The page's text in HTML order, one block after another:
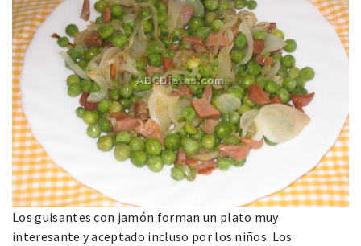
Los guisantes con jamón forman un plato muy
interesante y aceptado incluso por los niños. Los